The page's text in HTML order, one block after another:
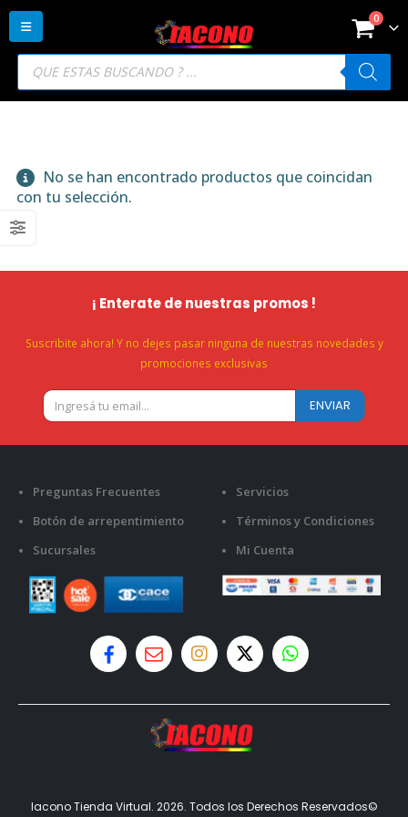
Búsqueda
productos
0
No se han encontrado productos que coincidan
con tu selección.
¡ Enterate de nuestras promos !
Suscribite ahora! Y no dejes pasar ninguna de nuestras novedades y
promociones exclusivas
Preguntas Frecuentes
Botón de arrepentimiento
Sucursales
Servicios
Términos y Condiciones
Mi Cuenta
Iacono Tienda Virtual. 2026. Todos los Derechos Reservados©